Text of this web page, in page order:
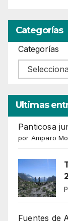
Categorías
Categorías
Ultimas
Panticosa
por Amparo
Fuentes de